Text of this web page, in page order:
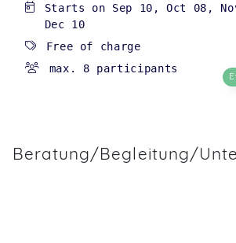
Starts on Sep 10 ,Oct 08 ,
Dec 10
Free of charge
max. 8 participants
Beratung/Begleitung/